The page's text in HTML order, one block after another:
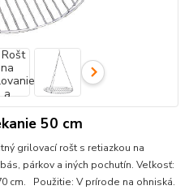
50 cm
grilovací rošt s retiazkou na
párkov a iných pochutín. Veľkosť:
cm. Použitie: V prírode na ohniská.